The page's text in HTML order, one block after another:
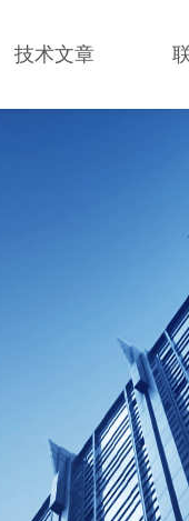
技术文章